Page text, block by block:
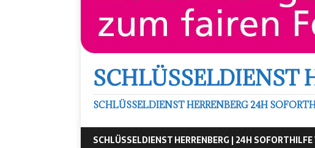
SCHLÜSSELDIENST
SCHLÜSSELDIENST HERRENBERG 24H
SCHLÜSSELDIENST HERRENBERG | 24H